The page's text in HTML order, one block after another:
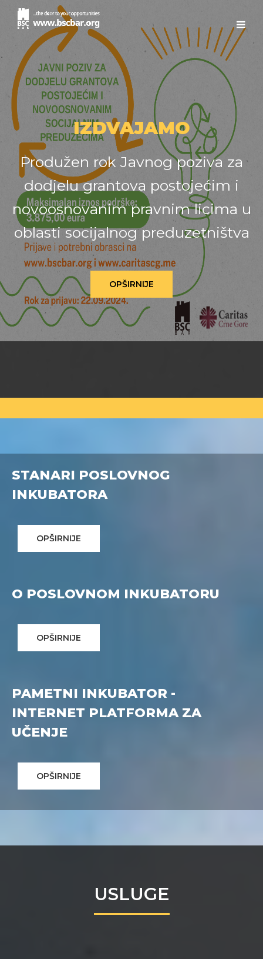
IZDVAJAMO
Produžen rok Javnog poziva za
dodjelu grantova postojećim i
novoosnovanim pravnim licima u
oblasti socijalnog preduzetništva
OPŠIRNIJE
STANARI POSLOVNOG
INKUBATORA
OPŠIRNIJE
O POSLOVNOM INKUBATORU
OPŠIRNIJE
PAMETNI INKUBATOR -
INTERNET PLATFORMA ZA
UČENJE
OPŠIRNIJE
USLUGE